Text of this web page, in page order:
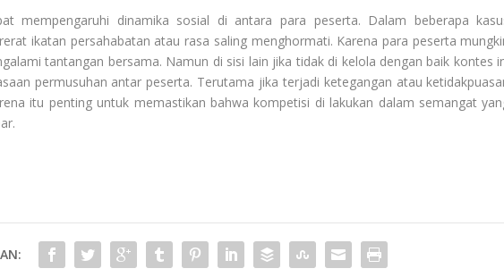
mempengaruhi dinamika sosial di antara para peserta. Dalam beberapa
ikatan persahabatan atau rasa saling menghormati. Karena para peserta
tantangan bersama. Namun di sisi lain jika tidak di kelola dengan baik kontes
permusuhan antar peserta. Terutama jika terjadi ketegangan atau
itu penting untuk memastikan bahwa kompetisi di lakukan dalam semangat
.